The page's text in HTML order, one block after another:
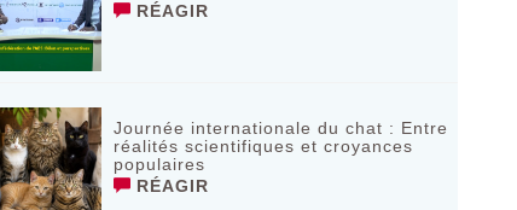
RÉAGIR
Journée internationale du chat : Entre
réalités scientifiques et croyances
populaires
RÉAGIR